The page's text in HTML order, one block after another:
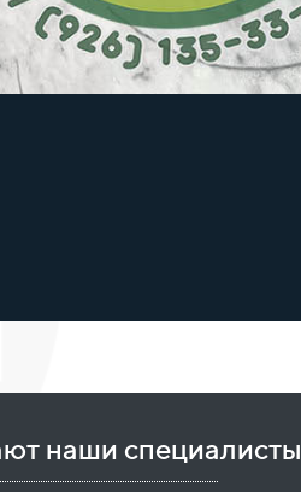
наши специалисты